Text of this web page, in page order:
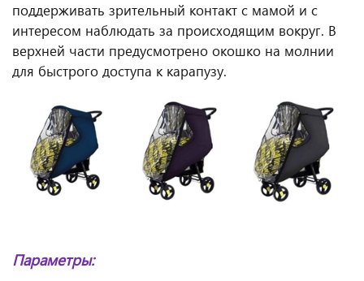
поддерживать зрительный контакт с мамой и с
интересом наблюдать за происходящим вокруг. В
верхней части предусмотрено окошко на молнии
для быстрого доступа к карапузу.
Параметры: